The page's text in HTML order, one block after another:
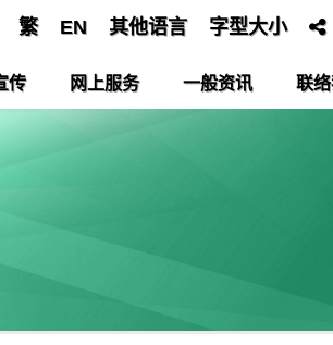
传 网上服务 一般资讯 联
繁 EN 其他语言 字型大小